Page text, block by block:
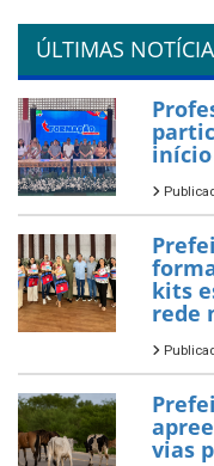
ÚLTIMAS
kits
rede
vias